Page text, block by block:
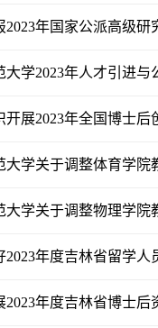
2023年国家公派高级
大学2023年人才引进与
开展2023年全国博士
大学关于调整体育学院
大学关于调整物理学院
2023年度吉林省留学
2023年度吉林省博士